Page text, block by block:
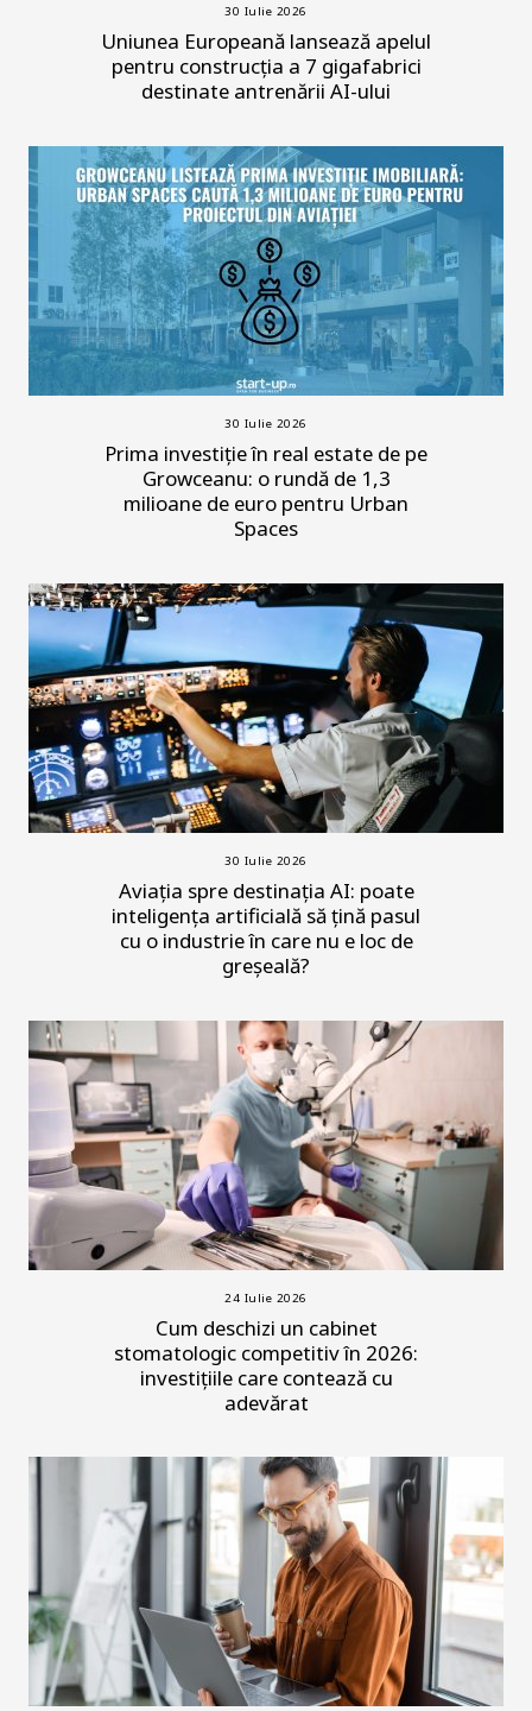
30 Iulie 2026
Uniunea Europeană lansează apelul
pentru construcția a 7 gigafabrici
destinate antrenării AI-ului
30 Iulie 2026
Prima investiție în real estate de pe
Growceanu: o rundă de 1,3
milioane de euro pentru Urban
Spaces
30 Iulie 2026
Aviația spre destinația AI: poate
inteligența artificială să țină pasul
cu o industrie în care nu e loc de
greșeală?
24 Iulie 2026
Cum deschizi un cabinet
stomatologic competitiv în 2026:
investițiile care contează cu
adevărat